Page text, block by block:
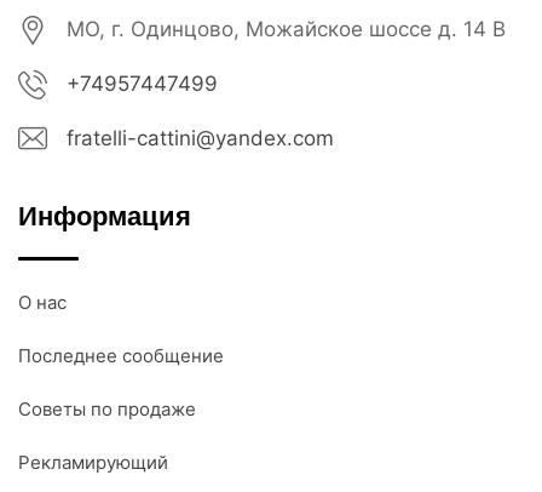
МО, г. Одинцово, Можайское шоссе д. 14 В
+74957447499
fratelli-cattini@yandex.com
Информация
О нас
Последнее сообщение
Советы по продаже
Рекламирующий